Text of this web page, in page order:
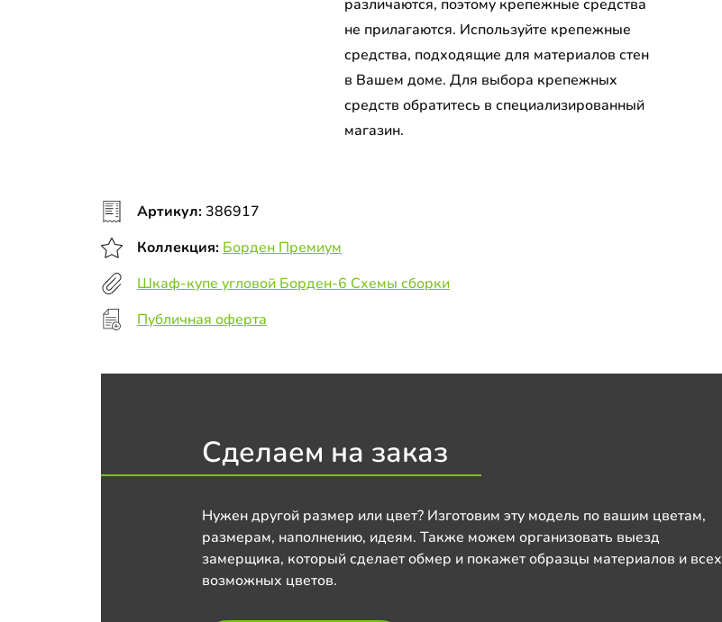
различаются, поэтому крепежные средства
не прилагаются. Используйте крепежные
средства, подходящие для материалов стен
в Вашем доме. Для выбора крепежных
средств обратитесь в специализированный
магазин.
Артикул: 386917
Коллекция: Борден Премиум
Шкаф-купе угловой Борден-6 Схемы сборки
Публичная оферта
Сделаем на заказ
Нужен другой размер или цвет? Изготовим эту модель по вашим цветам,
размерам, наполнению, идеям. Также можем организовать выезд
замерщика, который сделает обмер и покажет образцы материалов и всех
возможных цветов.